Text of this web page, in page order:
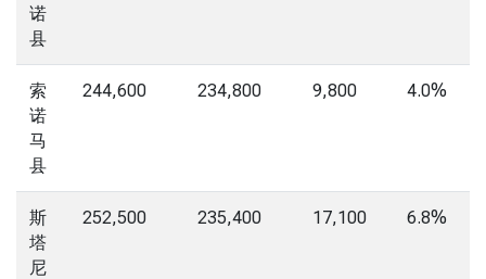
诺
县
索
诺
马
县
244,600 234,800 9,800 4.0%
斯
塔
尼
252,500 235,400 17,100 6.8%